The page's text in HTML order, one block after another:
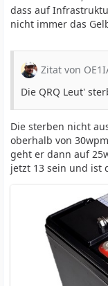
dass auf
nicht immer das
Zitat von
Die QRQ Leut'
Die sterben nicht
oberhalb von
geht er dann auf
jetzt 13 sein und ist